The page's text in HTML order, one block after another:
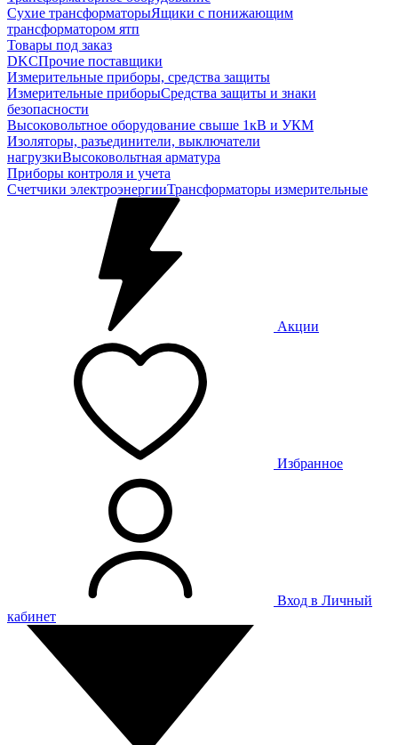
Сухие трансформаторыЯщики с понижающим
трансформатором ятп
Товары под заказ
DKCПрочие поставщики
Измерительные приборы, средства защиты
Измерительные приборыСредства защиты и знаки
безопасности
Высоковольтное оборудование свыше 1кВ и УКМ
Изоляторы, разъединители, выключатели
нагрузкиВысоковольтная арматура
Приборы контроля и учета
Счетчики электроэнергииТрансформаторы измерительные
Акции
Избранное
Вход в Личный
кабинет